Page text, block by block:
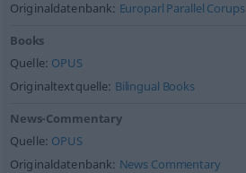
Originaldatenbank: Europarl Parallel Corups
Books
Quelle: OPUS
Originaltextquelle: Bilingual Books
News-Commentary
Quelle: OPUS
Originaldatenbank: News Commentary